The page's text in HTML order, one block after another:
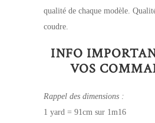
qualité de chaque modèle.
coudre.
INFO
VOS
Rappel des dimensions :
1 yard = 91cm sur 1m16